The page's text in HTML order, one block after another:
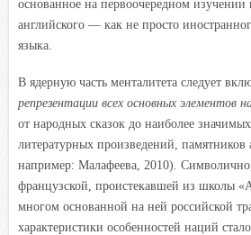
основанное на первоочередном изучении
английского — как не просто
языка.
В ядерную часть менталитета следует
репрезентации всех основных элементов
от народных сказок до наиболее
литературных произведений, памятников
например: Малафеева, 2010).
французской, проистекавшей из школы
многом основанной на ней российской
характеристики особенностей наций